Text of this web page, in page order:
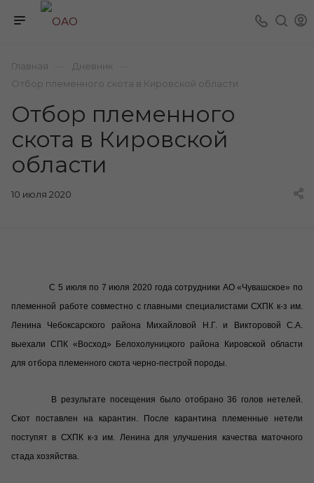
Главная Дневник
Отбор племенного скота в Кировской области
Отбор племенного
скота в Кировской
области
10 июля 2020
С 5 июля по 7 июля 2020 года сотрудники АО «Чувашское» по
племенной работе совместно с главными специалистами СХПК к-з им.
Ленина Чебоксарского района Михайловой Н.Г. и Викторовой С.А.
выехали СПК «Восход» Белохолуницкого района Кировской области
для отбора племенного скота черно-пестрой породы.
В результате посещения было отобрано 36 голов нетелей.
Скот поставлен на карантин. После карантина племенные нетели
поступят в СХПК к-з им. Ленина для улучшения качества маточного
стада хозяйства.